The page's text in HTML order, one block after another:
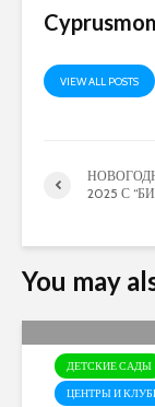
VIEW ALL POSTS
2025 С
You may
ДЕТСКИЕ САДЫ
ЦЕНТРЫ И